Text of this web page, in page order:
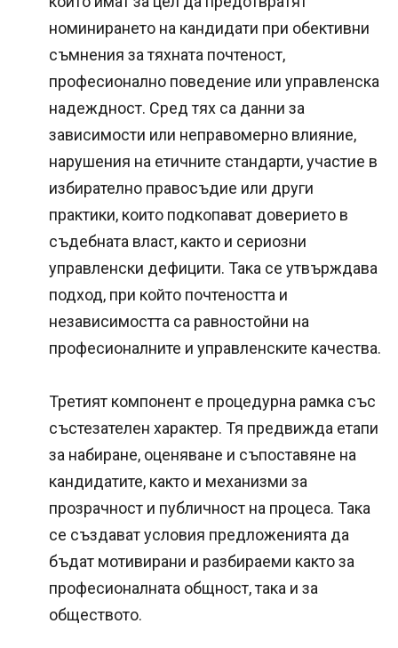
номинирането на кандидати при обективни
съмнения за тяхната почтеност,
професионално поведение или управленска
надеждност. Сред тях са данни за
зависимости или неправомерно влияние,
нарушения на етичните стандарти, участие в
избирателно правосъдие или други
практики, които подкопават доверието в
съдебната власт, както и сериозни
управленски дефицити. Така се утвърждава
подход, при който почтеността и
независимостта са равностойни на
професионалните и управленските качества.
Третият компонент е процедурна рамка със
състезателен характер. Тя предвижда етапи
за набиране, оценяване и съпоставяне на
кандидатите, както и механизми за
прозрачност и публичност на процеса. Така
се създават условия предложенията да
бъдат мотивирани и разбираеми както за
професионалната общност, така и за
обществото.